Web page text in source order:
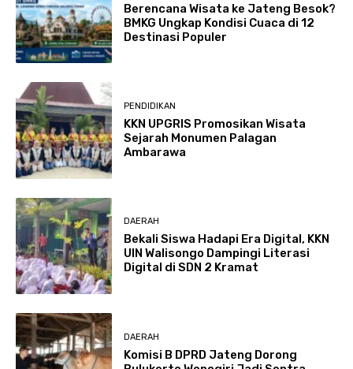
Berencana Wisata ke Jateng Besok?
BMKG Ungkap Kondisi Cuaca di 12
Destinasi Populer
PENDIDIKAN
KKN UPGRIS Promosikan Wisata
Sejarah Monumen Palagan
Ambarawa
DAERAH
Bekali Siswa Hadapi Era Digital, KKN
UIN Walisongo Dampingi Literasi
Digital di SDN 2 Kramat
DAERAH
Komisi B DPRD Jateng Dorong